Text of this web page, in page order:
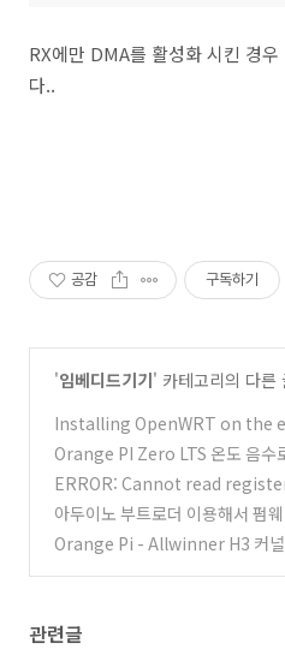
RX에만 DMA를 활성화 시킨 경
다..
공감 구독하기
'임베디드기기' 카테고리의 다른
Installing OpenWRT on the
R4
(0)
Orange PI Zero LTS 온도 음수
ERROR: Cannot read
s running 디버깅 오류 (0)
아두이노 부트로더 이용해서 펌
(0)
Orange Pi - Allwinner H3 커널
관련글